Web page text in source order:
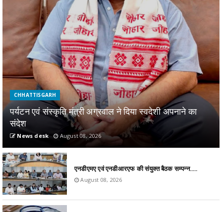
CHHATTISGARH
पर्यटन एवं संस्कृति मंत्री अग्रवाल ने दिया स्वदेशी अपनाने का
संदेश
News desk August 08, 2026
एनडीएमए एवं एनडीआरएफ की संयुक्त बैठक सम्पन्न…..
August 08, 2026